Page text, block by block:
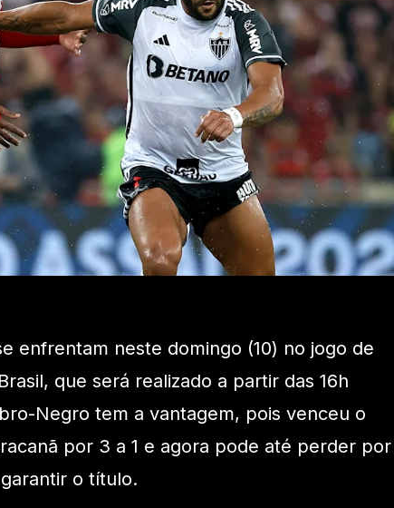
enfrentam neste domingo (10) no jogo de
que será realizado a partir das 16h
Negro tem a vantagem, pois venceu o
por 3 a 1 e agora pode até perder por
o título.